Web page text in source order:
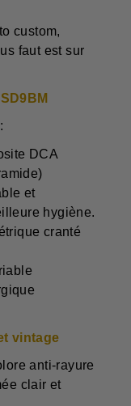
custom,
faut est sur
:
DCA
et
hygiène.
cranté
vintage
anti-rayure
clair et